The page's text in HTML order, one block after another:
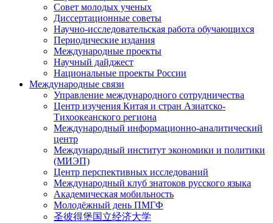
Совет молодых ученых
Диссертационные советы
Научно-исследовательская работа обучающихся
Периодические издания
Международные проекты
Научный дайджест
Национальные проекты России
Международные связи
Управление международного сотрудничества
Центр изучения Китая и стран Азиатско-
Тихоокеанского региона
Международный информационно-аналитический
центр
Международный институт экономики и политики
(МИЭП)
Центр перспективных исследований
Международный клуб знатоков русского языка
Академическая мобильность
Молодёжный день ПМГФ
圣彼得堡国立经济大学